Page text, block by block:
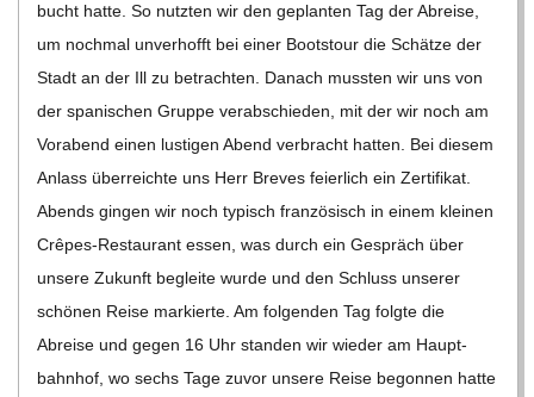
bucht hatte. So nutz­ten wir den geplan­ten Tag der Abreise,
um noch­mal unver­hofft bei einer Boots­tour die Schätze der
Stadt an der Ill zu betrach­ten. Danach muss­ten wir uns von
der spa­ni­schen Gruppe ver­ab­schie­den, mit der wir noch am
Vor­abend einen lus­ti­gen Abend ver­bracht hat­ten. Bei die­sem
Anlass über­reichte uns Herr Bre­ves fei­er­lich ein Zer­ti­fi­kat.
Abends gin­gen wir noch typisch fran­zö­sisch in einem klei­nen
Crê­­­pes-Restau­rant essen, was durch ein Gespräch über
unsere Zukunft begleite wurde und den Schluss unse­rer
schö­nen Reise mar­kierte. Am fol­gen­den Tag folgte die
Abreise und gegen 16 Uhr stan­den wir wie­der am Haupt­
bahn­hof, wo sechs Tage zuvor unsere Reise begon­nen hatte